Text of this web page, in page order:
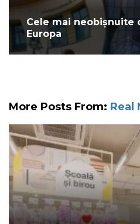
Cele mai neobișnuite
Europa
More Posts From: Real